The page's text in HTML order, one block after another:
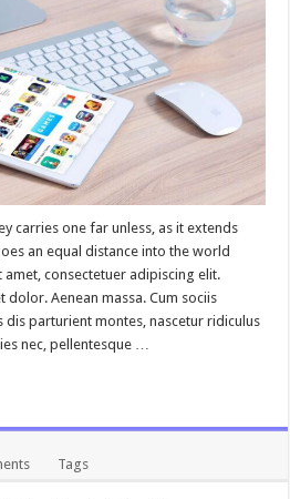
carries one far unless, as it extends
an equal distance into the world
consectetuer adipiscing elit.
Aenean massa. Cum sociis
parturient montes, nascetur ridiculus
nec, pellentesque …
Tags